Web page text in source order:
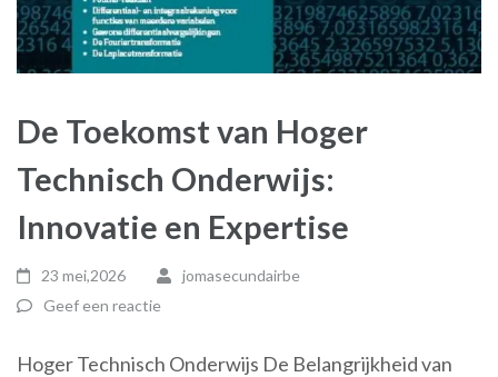
De Toekomst van Hoger
Technisch Onderwijs:
Innovatie en Expertise
23 mei,2026
jomasecundairbe
Geef een reactie
Hoger Technisch Onderwijs De Belangrijkheid van